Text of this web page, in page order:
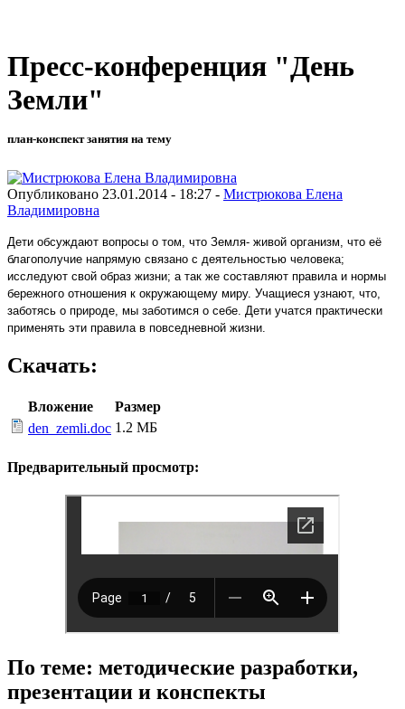
Пресс-конференция "День
Земли"
план-конспект занятия на тему
Опубликовано 23.01.2014 - 18:27 - Мистрюкова Елена
Владимировна
Дети обсуждают вопросы о том, что Земля- живой организм, что её
благополучие напрямую связано с деятельностью человека;
исследуют свой образ жизни; а так же составляют правила и нормы
бережного отношения к окружающему миру. Учащиеся узнают, что,
заботясь о природе, мы заботимся о себе. Дети учатся практически
применять эти правила в повседневной жизни.
Скачать:
Вложение
Размер
den_zemli.doc 1.2 МБ
Предварительный просмотр:
По теме: методические разработки,
презентации и конспекты